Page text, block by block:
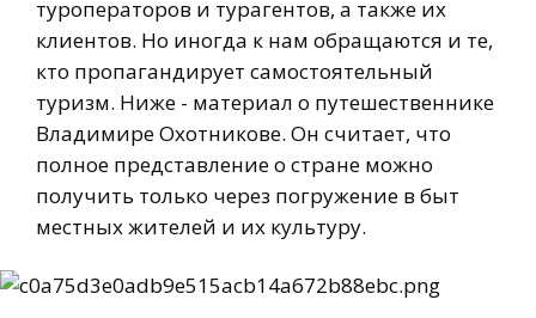
туроператоров и турагентов, а также их
клиентов. Но иногда к нам обращаются и те,
кто пропагандирует самостоятельный
туризм. Ниже - материал о путешественнике
Владимире Охотникове. Он считает, что
полное представление о стране можно
получить только через погружение в быт
местных жителей и их культуру.